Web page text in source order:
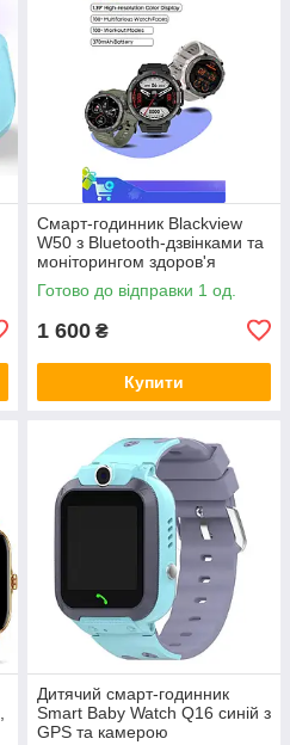
Смарт-годинник Blackview
W50 з Bluetooth-дзвінками та
моніторингом здоров'я
Готово до відправки 1 од.
1 600 ₴
Купити
Дитячий смарт-годинник
Smart Baby Watch Q16 синій з
GPS та камерою